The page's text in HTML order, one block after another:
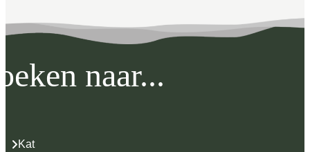
naar...
Kat